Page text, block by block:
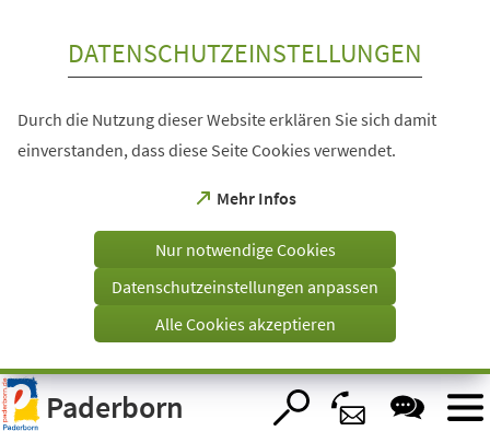
Visuelle
Assistenzsoftware
öffnen.
DATENSCHUTZEINSTELLUNGEN
Durch die Nutzung dieser Website erklären Sie sich damit
einverstanden, dass diese Seite Cookies verwendet.
Mehr Infos
(Öffnet
einem
Tab)
Nur notwendige Cookies
Datenschutzeinstellungen anpassen
Alle Cookies akzeptieren
Paderborn